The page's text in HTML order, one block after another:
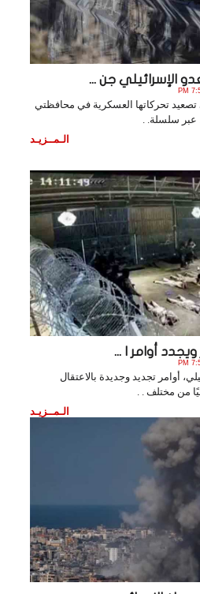
الإسرائيلي جن ...
تصعيد تحركاتها العسكرية في محافظتي
عبر سلسلة. .
الـمــزيـد
أوامر ا ...
أوامر تجديد وجديدة بالاعتقال
الـمــزيـد